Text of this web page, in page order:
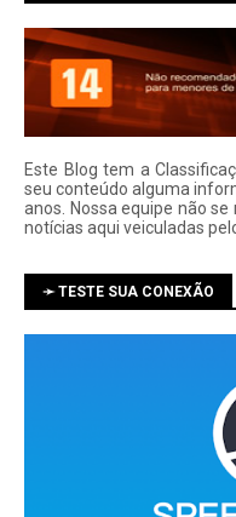
Este Blog tem a
seu conteúdo alguma
anos. Nossa equipe não
notí­cias aqui veiculadas
➛ TESTE SUA CONEXÃO